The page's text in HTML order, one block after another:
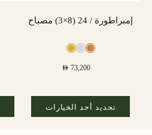
إمبراطورة / 24 (8×3) مصباح
AED 73,200
تحديد أحد الخيارات